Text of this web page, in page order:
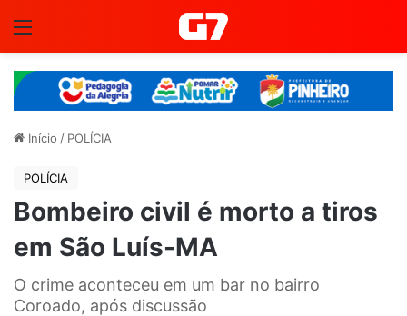
Início / POLÍCIA
POLÍCIA
Bombeiro civil é morto a tiros
em São Luís-MA
O crime aconteceu em um bar no bairro
Coroado, após discussão